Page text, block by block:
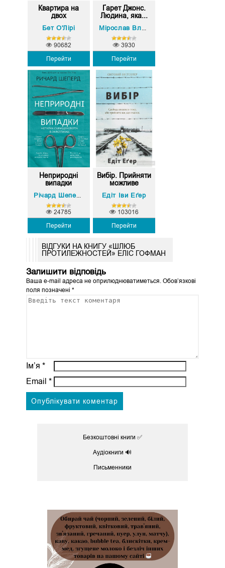
Квартира на
двох
Бет О'Лірі
Перейти
90682
Ґарет Джонс.
Людина, яка...
Мірослав Влеклий
Перейти
3930
Неприродні
випадки
Річард Шеперд
Перейти
24785
Вибір. Прийняти
можливе
Едіт Іви Еґер
Перейти
103016
ВІДГУКИ НА КНИГУ «ШЛЮБ
ПРОТИЛЕЖНОСТЕЙ» ЕЛІС ГОФМАН
Залишити відповідь
Ваша e-mail адреса не оприлюднюватиметься. Обов’язкові
поля позначені *
Ім’я *
Email *
Безкоштовні книги ✅
Аудіокниги 🔊
Письменники